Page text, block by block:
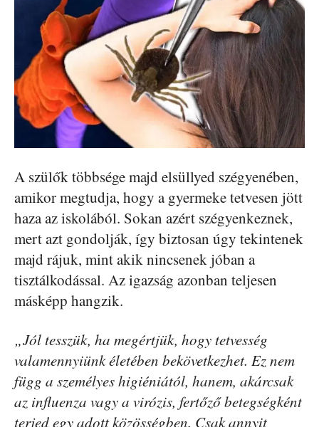
A szülők többsége majd elsüllyed szégyenében,
amikor megtudja, hogy a gyermeke tetvesen jött
haza az iskolából. Sokan azért szégyenkeznek,
mert azt gondolják, így biztosan úgy tekintenek
majd rájuk, mint akik nincsenek jóban a
tisztálkodással. Az igazság azonban teljesen
másképp hangzik.
„Jól tesszük, ha megértjük, hogy tetvesség
valamennyiünk életében bekövetkezhet. Ez nem
függ a személyes higiéniától, hanem, akárcsak
az influenza vagy a virózis, fertőző betegségként
terjed egy adott közösségben. Csak annyit